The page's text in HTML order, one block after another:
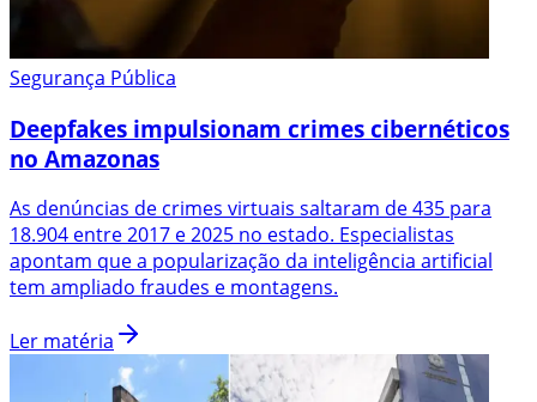
Segurança Pública
Deepfakes impulsionam crimes cibernéticos
no Amazonas
As denúncias de crimes virtuais saltaram de 435 para
18.904 entre 2017 e 2025 no estado. Especialistas
apontam que a popularização da inteligência artificial
tem ampliado fraudes e montagens.
Ler matéria